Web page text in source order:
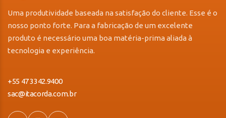
Uma produtividade baseada na satisfação do cliente. Esse é o
nosso ponto forte. Para a fabricação de um excelente
produto é necessário uma boa matéria-prima aliada à
tecnologia e experiência.
+55 47 3342.9400
sac@itacorda.com.br